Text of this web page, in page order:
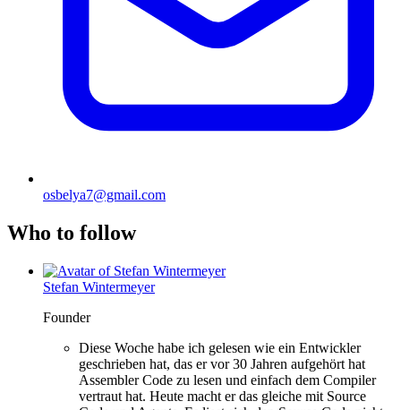
osbelya7@gmail.com
Who to follow
Stefan Wintermeyer
Founder
Diese Woche habe ich gelesen wie ein Entwickler
geschrieben hat, das er vor 30 Jahren aufgehört hat
Assembler Code zu lesen und einfach dem Compiler
vertraut hat. Heute macht er das gleiche mit Source